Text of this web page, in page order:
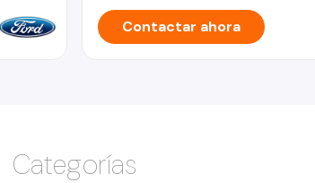
Contactar ahora
Categorías